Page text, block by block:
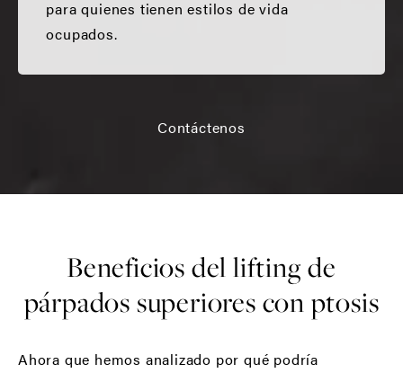
para quienes tienen estilos de vida
ocupados.
Contáctenos
Beneficios del lifting de
párpados superiores con ptosis
Ahora que hemos analizado por qué podría